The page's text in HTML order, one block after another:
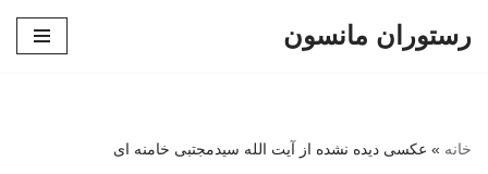
رستوران مانسون
خانه » عکسی دیده نشده از آیت الله سیدمجتبی خامنه ای